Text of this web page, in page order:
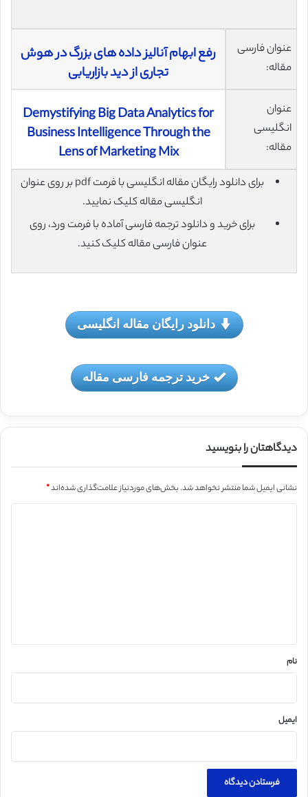
عنوان فارسی
مقاله:
رفع ابهام آنالیز داده های بزرگ در هوش
تجاری از دید بازاریابی
عنوان
انگلیسی
مقاله:
Demystifying Big Data Analytics for
Business Intelligence Through the
Lens of Marketing Mix
برای دانلود رایگان مقاله انگلیسی با فرمت pdf بر روی عنوان
انگلیسی مقاله کلیک نمایید.
برای خرید و دانلود ترجمه فارسی آماده با فرمت ورد، روی
عنوان فارسی مقاله کلیک کنید.
دانلود رایگان مقاله انگلیسی
خرید ترجمه فارسی مقاله
دیدگاهتان را بنویسید
نشانی ایمیل شما منتشر نخواهد شد.بخش‌های موردنیاز علامت‌گذاری شده‌اند*
نام
ایمیل